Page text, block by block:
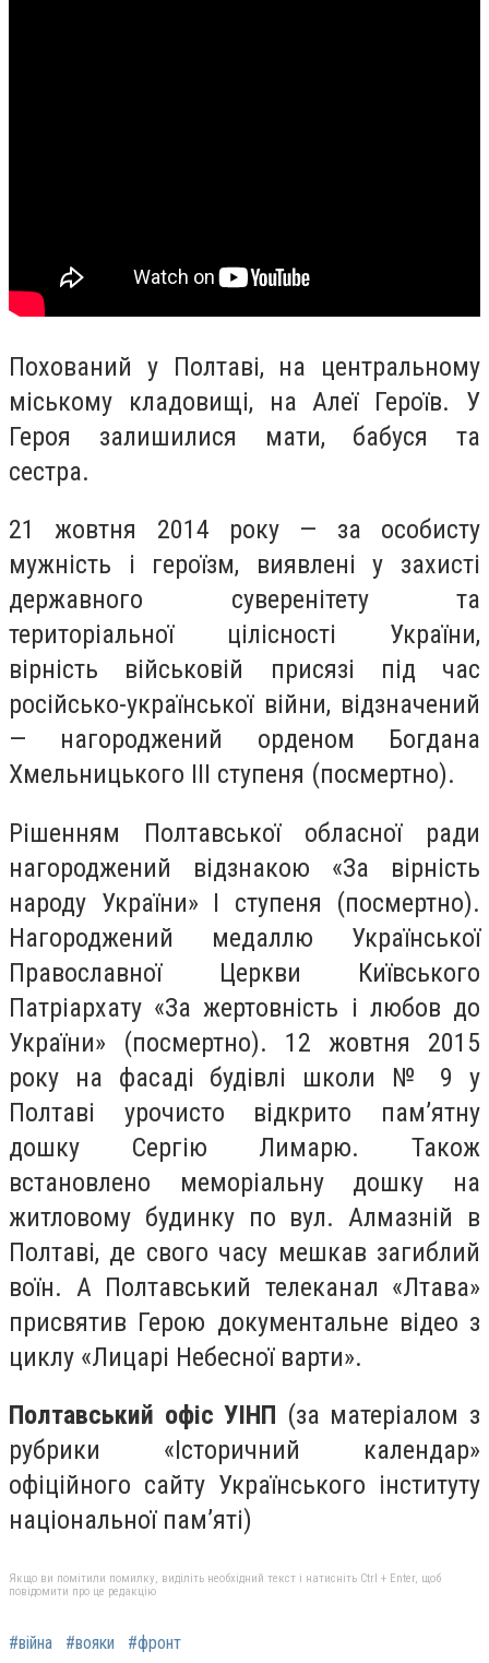
Похований у Полтаві, на центральному
міському кладовищі, на Алеї Героїв. У
Героя залишилися мати, бабуся та
сестра.
21 жовтня 2014 року — за особисту
мужність і героїзм, виявлені у захисті
державного суверенітету та
територіальної цілісності України,
вірність військовій присязі під час
російсько-української війни, відзначений
— нагороджений орденом Богдана
Хмельницького III ступеня (посмертно).
Рішенням Полтавської обласної ради
нагороджений відзнакою «За вірність
народу України» І ступеня (посмертно).
Нагороджений медаллю Української
Православної Церкви Київського
Патріархату «За жертовність і любов до
України» (посмертно). 12 жовтня 2015
року на фасаді будівлі школи № 9 у
Полтаві урочисто відкрито пам’ятну
дошку Сергію Лимарю. Також
встановлено меморіальну дошку на
житловому будинку по вул. Алмазній в
Полтаві, де свого часу мешкав загиблий
воїн. А Полтавський телеканал «Лтава»
присвятив Герою документальне відео з
циклу «Лицарі Небесної варти».
Полтавський офіс УІНП (за матеріалом з
рубрики «Історичний календар»
офіційного сайту Українського інституту
національної пам’яті)
Якщо ви помітили помилку, виділіть необхідний текст і натисніть Ctrl + Enter, щоб
повідомити про це редакцію
#війна #вояки #фронт